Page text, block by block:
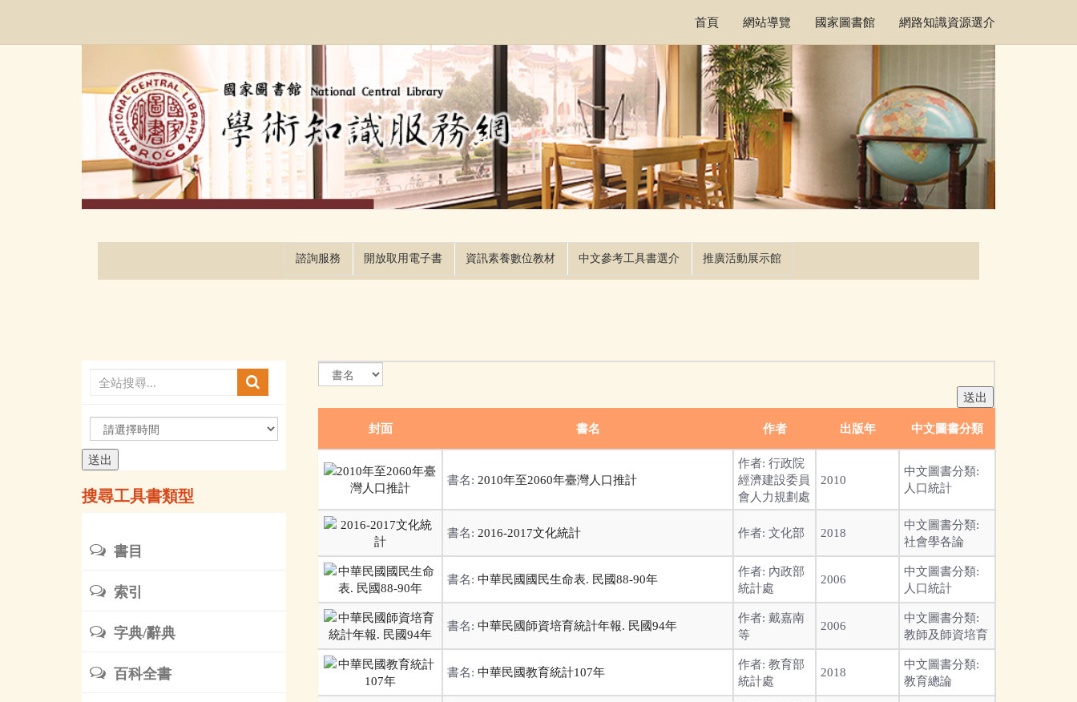
首頁
網站導覽 國家圖書館 網路知識資源選介
諮詢服務 開放取用電子書 資訊素養數位教材 中文參考工具書選介 推廣活動展示館
選
擇
時
間
搜尋工具書類型
書目
索引
字典/辭典
百科全書
封面 書名 作者 出版年 中文圖書分類
書名: 2010年至2060年臺灣人口推計
作者: 行政院
經濟建設委員
會人力規劃處
2010
中文圖書分類:
人口統計
書名: 2016-2017文化統計 作者: 文化部 2018
中文圖書分類:
社會學各論
書名: 中華民國國民生命表. 民國88-90年
作者: 內政部
統計處
2006
中文圖書分類:
人口統計
書名: 中華民國師資培育統計年報. 民國94年
作者: 戴嘉南
等
2006
中文圖書分類:
教師及師資培育
書名: 中華民國教育統計107年
作者: 教育部
統計處
2018
中文圖書分類:
教育總論